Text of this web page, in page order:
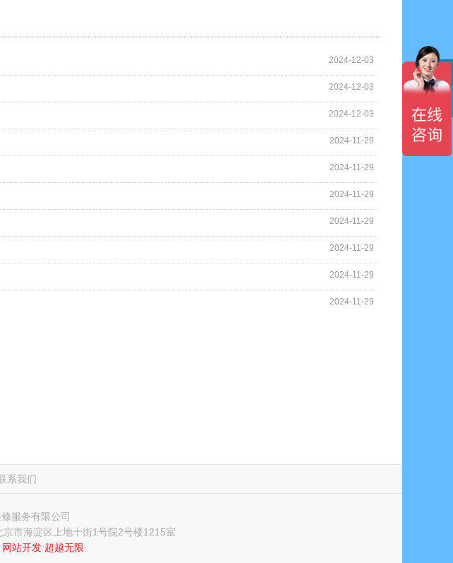
2024-12-03
2024-12-03
2024-12-03
2024-11-29
2024-11-29
2024-11-29
2024-11-29
2024-11-29
2024-11-29
2024-11-29
系我们
服务有限公司
京市海淀区上地十街1号院2号楼1215室
网站开发:超越无限